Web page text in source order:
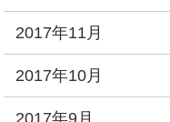
2017年11月
2017年10月
2017年9月